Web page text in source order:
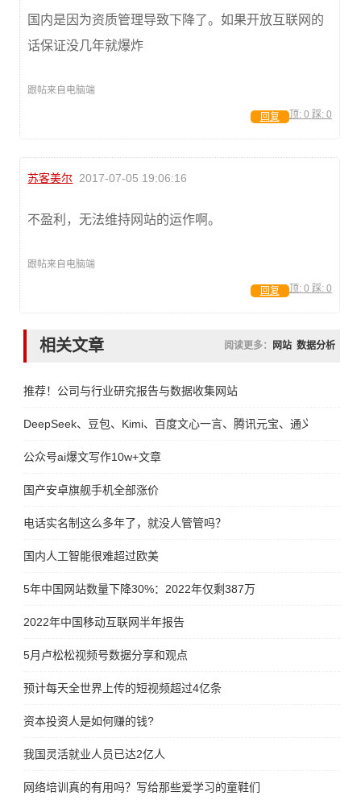
国内是因为资质管理导致下降了。如果开放互联网的
话保证没几年就爆炸
跟帖来自电脑端
顶: 0 踩: 0
回复
苏客美尔 2017-07-05 19:06:16
不盈利，无法维持网站的运作啊。
跟帖来自电脑端
顶: 0 踩: 0
回复
相关文章 阅读更多： 网站 数据分析
推荐！公司与行业研究报告与数据收集网站
DeepSeek、豆包、Kimi、百度文心一言、腾讯元宝、通义、智谱
公众号ai爆文写作10w+文章
国产安卓旗舰手机全部涨价
电话实名制这么多年了，就没人管管吗？
国内人工智能很难超过欧美
5年中国网站数量下降30%：2022年仅剩387万
2022年中国移动互联网半年报告
5月卢松松视频号数据分享和观点
预计每天全世界上传的短视频超过4亿条
资本投资人是如何赚的钱?
我国灵活就业人员已达2亿人
网络培训真的有用吗？写给那些爱学习的童鞋们